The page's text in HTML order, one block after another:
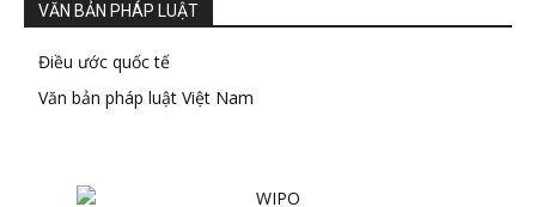
VĂN BẢN PHÁP LUẬT
Điều ước quốc tế
Văn bản pháp luật Việt Nam